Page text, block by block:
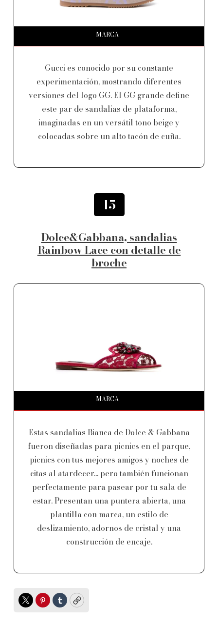
MARCA
Gucci es conocido por su constante
experimentación, mostrando diferentes
versiones del logo GG. El GG grande define
este par de sandalias de plataforma,
imaginadas en un versátil tono beige y
colocadas sobre un alto tacón de cuña.
15
Dolce&Gabbana, sandalias
Rainbow Lace con detalle de
broche
MARCA
Estas sandalias Bianca de Dolce & Gabbana
fueron diseñadas para picnics en el parque,
picnics con tus mejores amigos y noches de
citas al atardecer... pero también funcionan
perfectamente para pasear por tu sala de
estar. Presentan una puntera abierta, una
plantilla con marca, un estilo de
deslizamiento, adornos de cristal y una
construcción de encaje.
TwitterPinterest
TumblrCopy